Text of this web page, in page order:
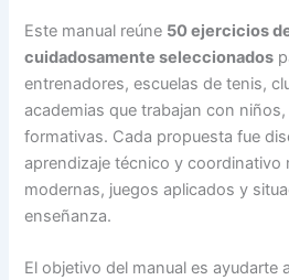
Este manual reúne 50 ejercicios
cuidadosamente seleccionados
entrenadores, escuelas de tenis,
academias que trabajan con
formativas. Cada propuesta fue
aprendizaje técnico y coordinativo
modernas, juegos aplicados y
enseñanza.
El objetivo del manual es ayudarte